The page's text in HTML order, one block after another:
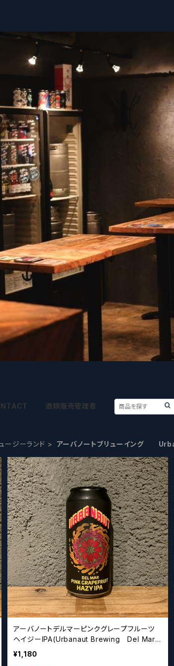
酒類販売管理者
ージーランド アーバノートブリューイング
アーバノートデルマーピンクグレープフルーツ
ヘイジーIPA(Urbanaut Brewing Del Mar
Pink Grapefruit Hazy IPA)
¥1,180